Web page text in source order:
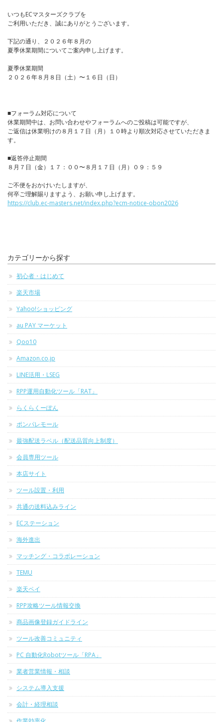
いつもECマスターズクラブを
ご利用いただき、誠にありがとうございます。
下記の通り、２０２６年８月の
夏季休業期間についてご案内申し上げます。
夏季休業期間
２０２６年８月８日（土）〜１６日（日）
■フォーラム対応について
休業期間中は、お問い合わせやフォーラムへのご投稿は可能ですが、
ご返信は休業明けの８月１７日（月）１０時より順次対応させていただきま
す。
■返答停止期間
８月７日（金）１７：００〜８月１７日（月）０９：５９
ご不便をおかけいたしますが、
何卒ご理解賜りますよう、お願い申し上げます。
https://club.ec-masters.net/index.php?ecm-notice-obon2026
カテゴリーから探す
初心者・はじめて
楽天市場
Yahoo!ショッピング
au PAY マーケット
Qoo10
Amazon.co.jp
LINE活用・LSEG
RPP運用自動化ツール「RAT」
らくらくーぽん
ポンパレモール
最強配送ラベル（配送品質向上制度）
会員専用ツール
本店サイト
ツール設置・利用
共通の送料込みライン
ECステーション
海外進出
マッチング・コラボレーション
TEMU
楽天ペイ
RPP攻略ツール情報交換
商品画像登録ガイドライン
ツール改善コミュニティ
PC 自動化Robotツール「RPA」
業者営業情報・相談
システム導入支援
会計・経理相談